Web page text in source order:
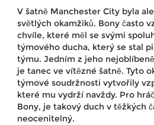
V šatně Manchester City byla
světlých okamžiků. Bony často
chvíle, které měl se svými
týmového ducha, který se stal
týmu. Jedním z jeho
je tanec ve vítězné šatně. Tyto
týmové soudržnosti vytvořily
které mu vydrží navždy. Pro
Bony, je takový duch v těžkých
neocenitelný.